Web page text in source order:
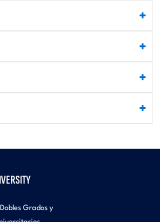
Grados y